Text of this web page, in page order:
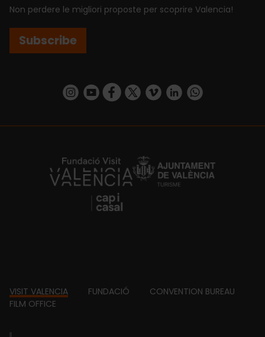
Non perdere le migliori proposte per scoprire Valencia!
Subscribe
https://www.instagram.com/visit_valencia/
https://www.youtube.com/user/
https://www.facebook.com/
https://twitter.com/VisitaValencia
https://vimeo.com/
https://www.linkedin.com/company/turismo-valencia/https://api.whatsapp.com/send/
https://fundacion.visitvalencia.com/
Footer
VISIT VALENCIA FUNDACIÓ
CONVENTION BUREAU
FILM OFFICE